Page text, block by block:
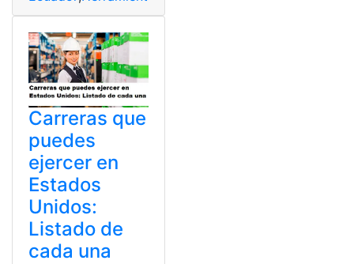
Carreras que
puedes
ejercer en
Estados
Unidos:
Listado de
cada una